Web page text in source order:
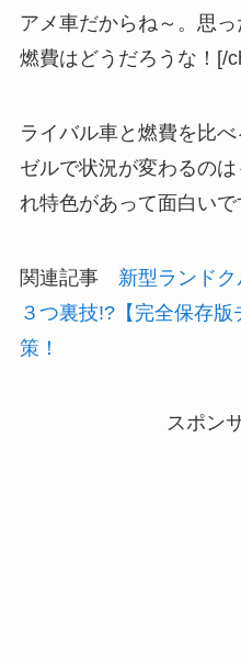
アメ車だからね～。思
燃費はどうだろうな！[/
ライバル車と燃費を比
ゼルで状況が変わるの
れ特色があって面白いで
関連記事
新型ランド
３つ裏技!?【完全保存
策！
スポン